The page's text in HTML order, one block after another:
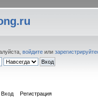
войдите или
Вход Регистрация